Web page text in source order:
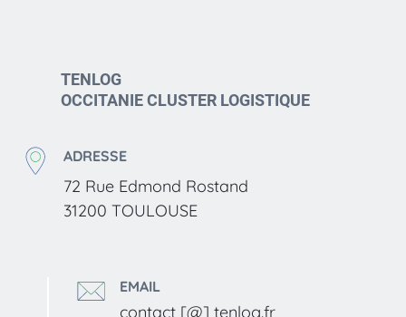
TENLOG
OCCITANIE CLUSTER LOGISTIQUE
ADRESSE
72 Rue Edmond Rostand
31200 TOULOUSE
EMAIL
contact [@] tenlog.fr